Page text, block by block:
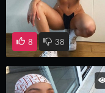
8 38